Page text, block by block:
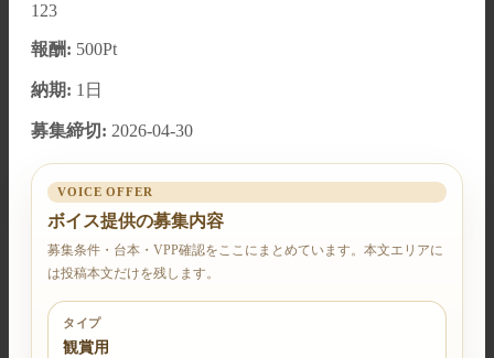
123
報酬: 500Pt
納期: 1日
募集締切: 2026-04-30
VOICE OFFER
ボイス提供の募集内容
募集条件・台本・VPP確認をここにまとめています。本文エリアに
は投稿本文だけを残します。
タイプ
観賞用